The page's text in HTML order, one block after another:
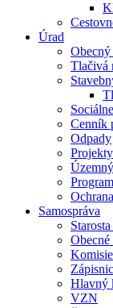
Úrad
Obecný
Tlačivá
Cenník
Odpady
Samospráva
Komisie
Hlavný
VZN